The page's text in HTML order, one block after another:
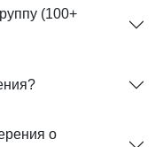
(100+
о